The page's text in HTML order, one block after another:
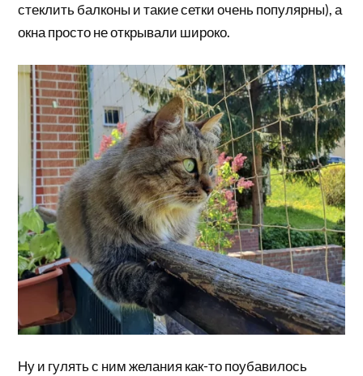
стеклить балконы и такие сетки очень популярны), а
окна просто не открывали широко.
Ну и гулять с ним желания как-то поубавилось